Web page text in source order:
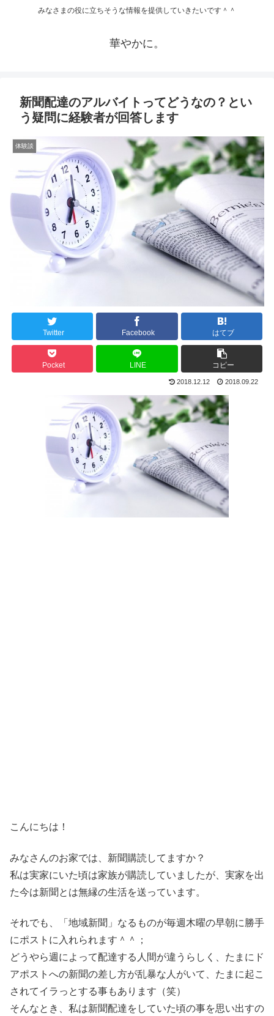
みなさまの役に立ちそうな情報を提供していきたいです＾＾
華やかに。
新聞配達のアルバイトってどうなの？とい
う疑問に経験者が回答します
体験談
Twitter Facebook はてブ
Pocket LINE コピー
2018.12.12 2018.09.22
こんにちは！
みなさんのお家では、新聞購読してますか？
私は実家にいた頃は家族が購読していましたが、実家を出
た今は新聞とは無縁の生活を送っています。
それでも、「地域新聞」なるものが毎週木曜の早朝に勝手
にポストに入れられます＾＾；
どうやら週によって配達する人間が違うらしく、たまにド
アポストへの新聞の差し方が乱暴な人がいて、たまに起こ
されてイラっとする事もあります（笑）
そんなとき、私は新聞配達をしていた頃の事を思い出すの